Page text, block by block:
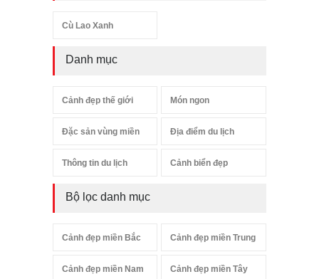
Cù Lao Xanh
Danh mục
Cảnh đẹp thế giới Món ngon
Đặc sản vùng miền Địa điểm du lịch
Thông tin du lịch Cảnh biển đẹp
Bộ lọc danh mục
Cảnh đẹp miền Bắc Cảnh đẹp miền Trung
Cảnh đẹp miền Nam Cảnh đẹp miền Tây